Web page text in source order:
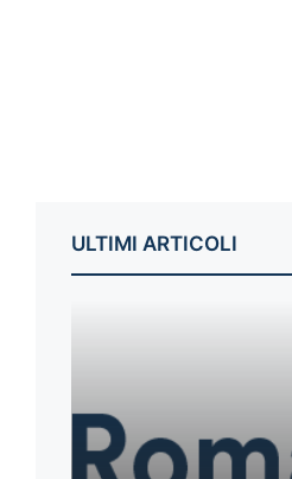
ULTIMI ARTICOLI